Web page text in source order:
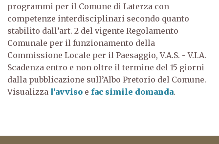
programmi per il Comune di Laterza con
competenze interdisciplinari secondo quanto
stabilito dall’art. 2 del vigente Regolamento
Comunale per il funzionamento della
Commissione Locale per il Paesaggio, V.A.S. - V.I.A.
Scadenza entro e non oltre il termine del 15 giorni
dalla pubblicazione sull’Albo Pretorio del Comune.
Visualizza l’avviso e fac simile domanda.